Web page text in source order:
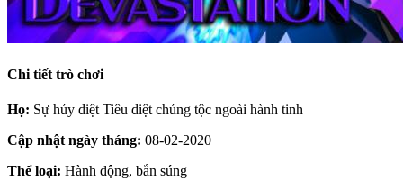
Chi tiết trò chơi
Họ: Sự hủy diệt Tiêu diệt chủng tộc ngoài hành tinh
Cập nhật ngày tháng: 08-02-2020
Thể loại: Hành động, bắn súng